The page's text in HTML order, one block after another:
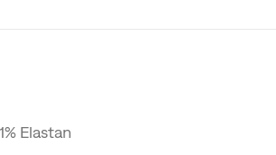
Elastan